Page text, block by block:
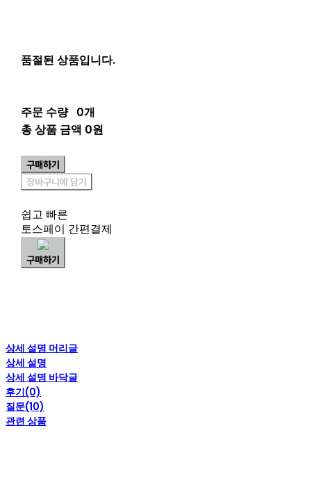
품절된 상품입니다.
주문 수량 0개
총 상품 금액 0원
구매하기
장바구니에 담기
쉽고 빠른
토스페이 간편결제
구매하기
상세 설명 머리글
상세 설명
상세 설명 바닥글
후기(0)
질문(10)
관련 상품